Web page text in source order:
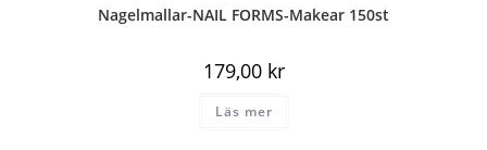
Nagelmallar-NAIL FORMS-Makear 150st
179,00 kr
Läs mer